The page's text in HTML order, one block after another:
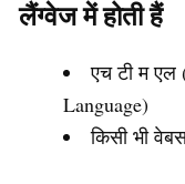
लैंग्वेज में होती हैं
एच टी म
Language)
किसी भी